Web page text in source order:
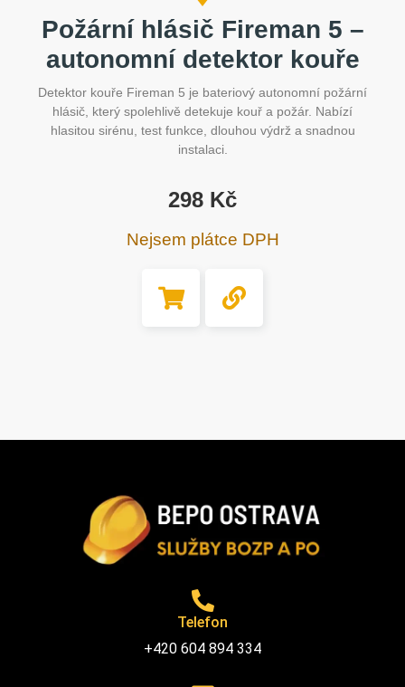
Požární hlásič Fireman 5 –
autonomní detektor kouře
Detektor kouře Fireman 5 je bateriový autonomní požární
hlásič, který spolehlivě detekuje kouř a požár. Nabízí
hlasitou sirénu, test funkce, dlouhou výdrž a snadnou
instalaci.
298 Kč
Nejsem plátce DPH
Telefon
+420 604 894 334